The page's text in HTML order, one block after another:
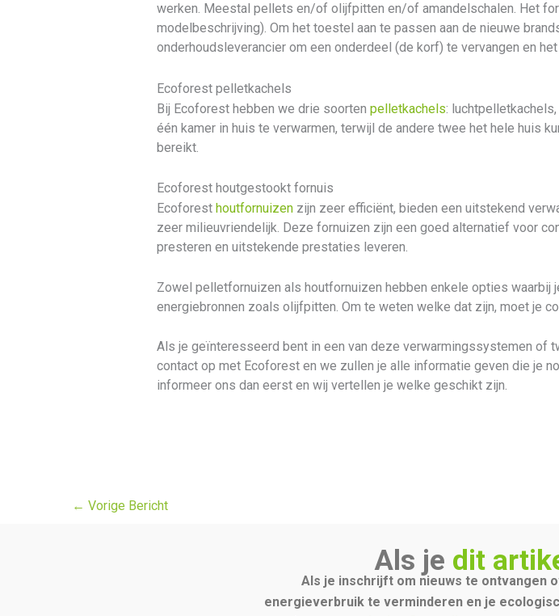
werken. Meestal pellets en/of olijfpitten en/of amandelschalen. Het
modelbeschrijving). Om het toestel aan te passen aan de nieuwe
onderhoudsleverancier om een onderdeel (de korf) te vervangen en
Ecoforest pelletkachels
Bij Ecoforest hebben we drie soorten pelletkachels:
één kamer in huis te verwarmen, terwijl de andere twee het hele huis
bereikt.
Ecoforest houtgestookt fornuis
Ecoforest houtfornuizenzijn zeer efficiënt, bieden een uitstekend
zeer milieuvriendelijk. Deze fornuizen zijn een goed alternatief voor
presteren en uitstekende prestaties leveren.
Zowel pelletfornuizen als houtfornuizen hebben enkele opties
energiebronnen zoals olijfpitten. Om te weten welke dat zijn, moet je
Als je geïnteresseerd bent in een van deze verwarmingssystemen of
contact op met Ecoforest en we zullen je alle informatie geven die je
informeer ons dan eerst en wij vertellen je welke geschikt zijn.
← Vorige Bericht
Als je dit
Als je inschrijft om nieuws te ontvangen
energieverbruik te verminderen en je